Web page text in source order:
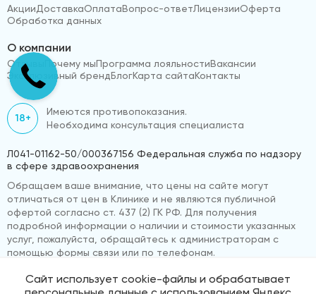
АкцииДоставкаОплатаВопрос-ответЛицензииОферта
Обработка данных
О компании
Отзывы Почему мыПрограмма лояльностиВакансии
Эксклюзивный брендБлогКарта сайтаКонтакты
18+
Имеются противопоказания.
Необходима консультация специалиста
Л041-01162-50/000367156 Федеральная служба по надзору
в сфере здравоохранения
Обращаем ваше внимание, что цены на сайте могут
отличаться от цен в Клинике и не являются публичной
офертой согласно ст. 437 (2) ГК РФ. Для получения
подробной информации о наличии и стоимости указанных
услуг, пожалуйста, обращайтесь к администраторам с
помощью формы связи или по телефонам.
Сайт использует cookie-файлы и обрабатывает